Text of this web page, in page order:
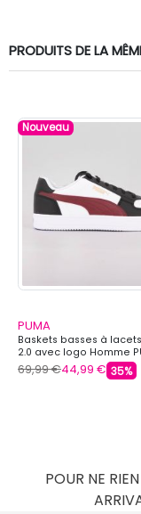
PRODUITS DE LA
Nouveau
PUMA
Baskets basses à
2.0 avec logo Homme
69,99 €44,99 € 35%
POUR NE